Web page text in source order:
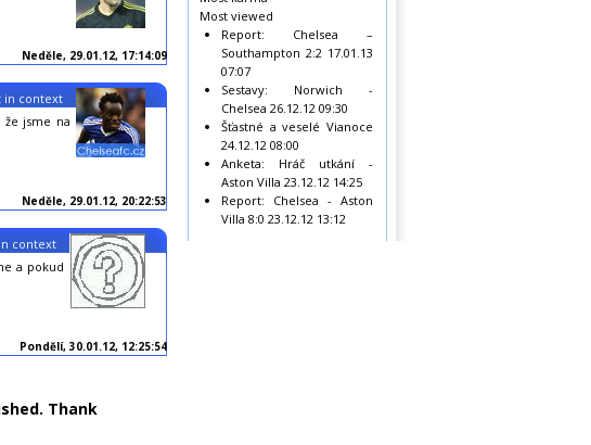
Neděle, 29.01.12, 17:14:09
in context
jsme na
Neděle, 29.01.12, 20:22:53
context
a pokud
Pondělí, 30.01.12, 12:25:54
Thank
Most viewed
Report: Chelsea –
Southampton 2:2 17.01.13
07:07
Sestavy: Norwich -
Chelsea 26.12.12 09:30
Šťastné a veselé Vianoce
24.12.12 08:00
Anketa: Hráč utkání -
Aston Villa 23.12.12 14:25
Report: Chelsea - Aston
Villa 8:0 23.12.12 13:12